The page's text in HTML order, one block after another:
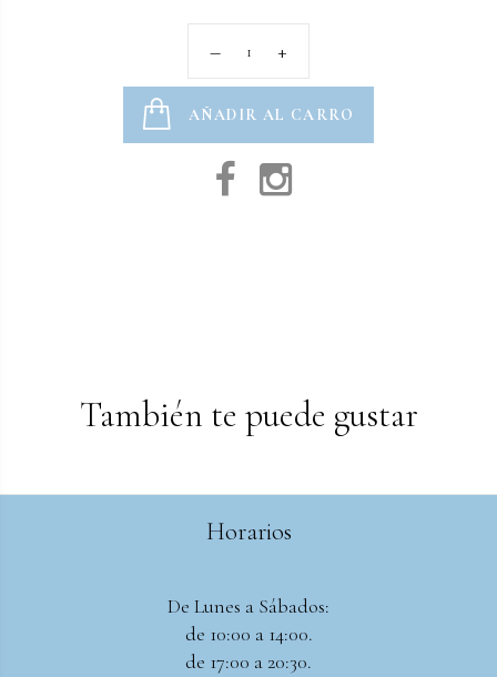
AÑADIR AL CARRO
También te puede gustar
Horarios
De Lunes a Sábados:
de 10:00 a 14:00.
de 17:00 a 20:30.